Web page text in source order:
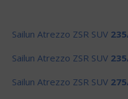
Sailun Atrezzo ZSR SUV
Sailun Atrezzo ZSR SUV
Sailun Atrezzo ZSR SUV